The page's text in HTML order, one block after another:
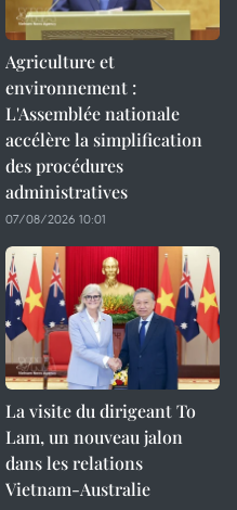
Agriculture et
environnement :
L'Assemblée nationale
accélère la simplification
des procédures
administratives
07/08/2026 10:01
La visite du dirigeant To
Lam, un nouveau jalon
dans les relations
Vietnam-Australie